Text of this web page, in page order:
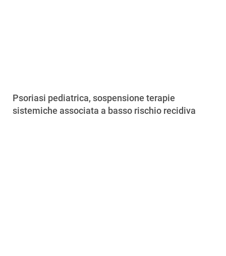
Psoriasi pediatrica, sospensione terapie
sistemiche associata a basso rischio recidiva